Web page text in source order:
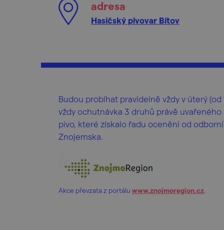
adresa
Hasičský pivovar Bítov
Budou probíhat pravidelně vždy v úterý
vždy ochutnávka 3 druhů právě
pivo, které získalo řadu ocenění od
Znojemska.
Akce převzata z portálu www.znojmoregion.cz